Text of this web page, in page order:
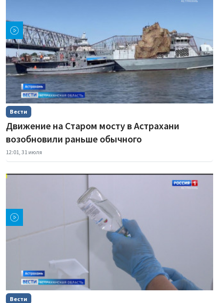
Вести
Движение на Старом мосту в Астрахани
возобновили раньше обычного
12:01, 31 июля
Вести